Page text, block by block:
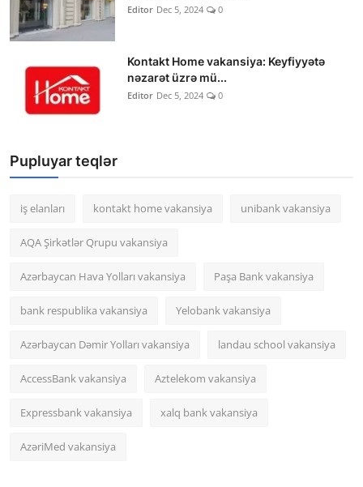
Editor Dec 5, 2024 0
Kontakt Home vakansiya: Keyfiyyətə
nəzarət üzrə mü...
Editor Dec 5, 2024 0
Pupluyar teqlər
iş elanları kontakt home vakansiya unibank vakansiya
AQA Şirkətlər Qrupu vakansiya
Azərbaycan Hava Yolları vakansiya Paşa Bank vakansiya
bank respublika vakansiya Yelobank vakansiya
Azərbaycan Dəmir Yolları vakansiya landau school vakansiya
AccessBank vakansiya Aztelekom vakansiya
Expressbank vakansiya xalq bank vakansiya
AzəriMed vakansiya